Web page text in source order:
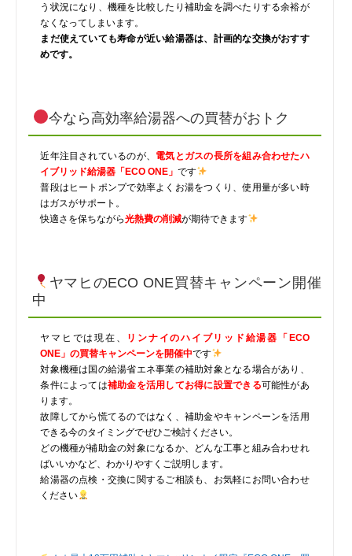
う状況になり、機種を比較したり補助金を調べたりする余裕が
なくなってしまいます。
まだ使えていても寿命が近い給湯器は、計画的な交換がおすす
めです。
今なら高効率給湯器への買替がおトク
近年注目されているのが、 電気とガスの長所を組み合わせたハ
イブリッド給湯器「ECO ONE」です
普段はヒートポンプで効率よくお湯をつくり、使用量が多い時
はガスがサポート。
快適さを保ちながら光熱費の削減が期待できます
ヤマヒのECO ONE買替キャンペーン開催
中
ヤマヒでは現在、
リンナイのハイブリッド給湯器「ECO
ONE」の買替キャンペーンを開催中です
対象機種は国の給湯省エネ事業の補助対象となる場合があり、
条件によっては補助金を活用してお得に設置できる可能性があ
ります。
故障してから慌てるのではなく、補助金やキャンペーンを活用
できる今のタイミングでぜひご検討ください。
どの機種が補助金の対象になるか、どんな工事と組み合わせれ
ばいいかなど、わかりやすくご説明します。
給湯器の点検・交換に関するご相談も、お気軽にお問い合わせ
ください